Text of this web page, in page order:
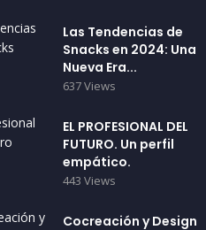
Las Tendencias de
Snacks en 2024: Una
Nueva Era...
637 Views
EL PROFESIONAL DEL
FUTURO. Un perfil
empático.
443 Views
Cocreación y Design